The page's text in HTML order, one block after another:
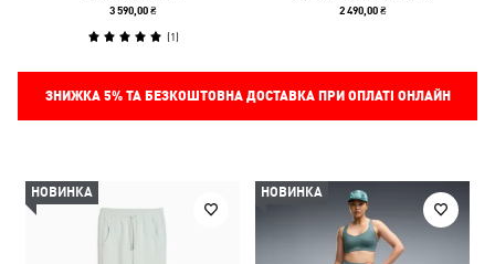
3 590,00 ₴
(1)
2 490,00 ₴
ЗНИЖКА 5%ТА БЕЗКОШТОВНА ДОСТАВКА ПРИ ОПЛАТІ ОНЛАЙН
НОВИНКА НОВИНКА